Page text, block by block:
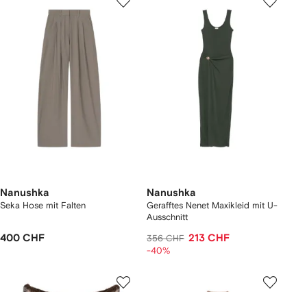
Nanushka
Seka Hose mit Falten
400 CHF
Nanushka
Gerafftes Nenet Maxikleid mit U-
Ausschnitt
356 CHF 213 CHF
-40%